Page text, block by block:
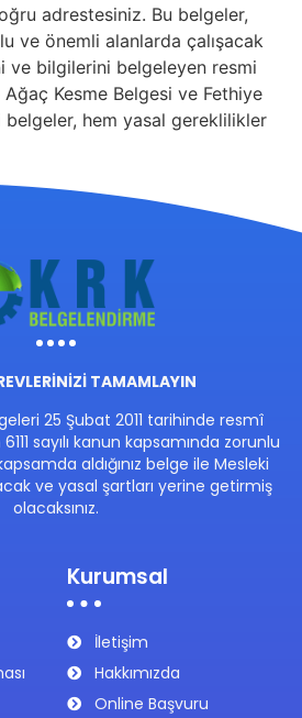
adrestesiniz. Bu belgeler,
ve önemli alanlarda çalışacak
ve bilgilerini belgeleyen resmi
Kesme Belgesi ve Fethiye
belgeler, hem yasal gereklilikler
TAMAMLAYIN
25 Şubat 2011 tarihinde resmî
sayılı kanun kapsamında zorunlu
aldığınız belge ile Mesleki
ve yasal şartları yerine getirmiş
olacaksınız.
Kurumsal
İletişim
Hakkımızda
Online Başvuru